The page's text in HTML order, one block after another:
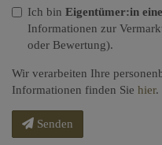
Ich bin Eigentümer:in
Informationen zur
oder Bewertung).
Wir verarbeiten Ihre
Informationen finden Sie hier.
Senden